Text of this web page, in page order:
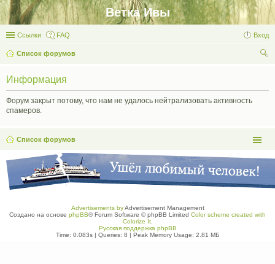
Ветка Ивы
Ссылки FAQ Вход
Список форумов
Информация
Форум закрыт потому, что нам не удалось нейтрализовать активность
спамеров.
Список форумов
Advertisements byAdvertisement Management
Создано на основе phpBB® Forum Software © phpBB Limited Color scheme created with
Colorize It.
Русская поддержка phpBB
Time: 0.083s| Queries: 8 | Peak Memory Usage: 2.81 МБ